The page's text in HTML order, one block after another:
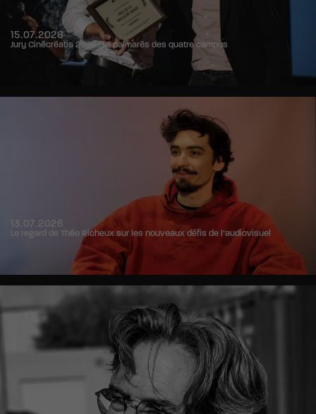
15.07.2026
Jury Cinécréatis 2026 : Le palmarès des quatre campus
13.07.2026
Le regard de Théo Richeux sur les nouveaux défis de l’audiovisuel